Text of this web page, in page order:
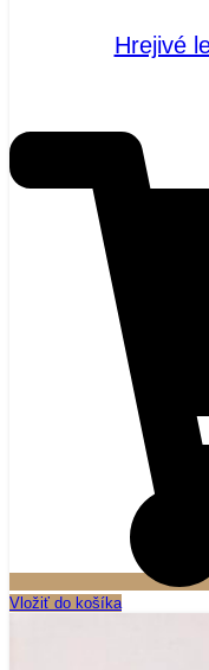
Hrejivé
Vložiť do košíka